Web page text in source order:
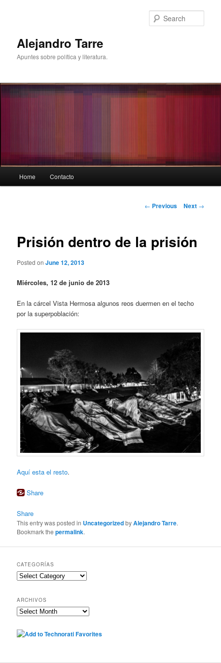
Alejandro Tarre
Apuntes sobre política y literatura.
Home Contacto
Post
← Previous Next →
Prisión dentro de la prisión
Posted onJune 12, 2013
Miércoles, 12 de junio de 2013
En la cárcel Vista Hermosa algunos reos duermen en el techo
por la superpoblación:
Aquí esta el resto.
Share
Share
This entry was posted in UncategorizedbyAlejandro Tarre.
Bookmark thepermalink.
CATEGORÍAS
Categorías
ARCHIVOS
Archivos